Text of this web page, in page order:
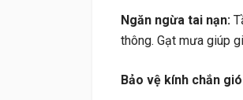
Ngăn ngừa tai nạn:
thông. Gạt mưa giúp
Bảo vệ kính chắn gió